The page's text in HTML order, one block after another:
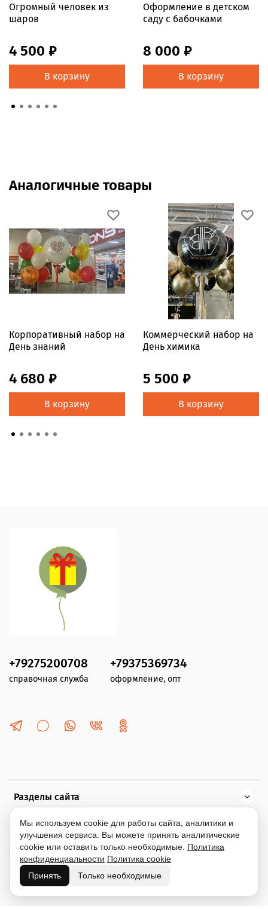
Огромный человек из
шаров
4 500 ₽
В корзину
Оформление в детском
саду с бабочками
8 000 ₽
В корзину
Аналогичные товары
Корпоративный набор на
День знаний
4 680 ₽
В корзину
Коммерческий набор на
День химика
5 500 ₽
В корзину
Разделы сайта
Помощь
Информация
+79275200708
справочная служба
+79375369734
оформление, опт
Мы используем cookie для работы сайта, аналитики и
улучшения сервиса. Вы можете принять аналитические
cookie или оставить только необходимые. Политика
конфиденциальности Политика cookie
Принять
Только необходимые